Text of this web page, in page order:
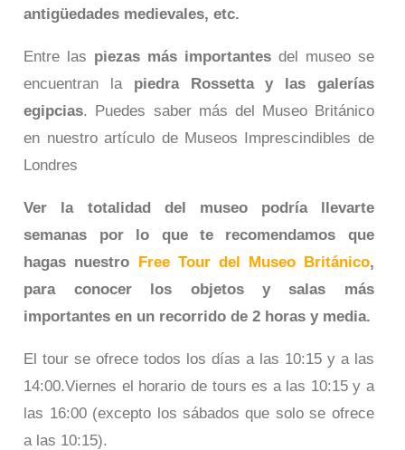
antigüedades medievales, etc.
Entre las piezas más importantes del museo se
encuentran la piedra Rossetta y las galerías
egipcias. Puedes saber más del Museo Británico
en nuestro artículo de Museos Imprescindibles de
Londres
Ver la totalidad del museo podría llevarte
semanas por lo que te recomendamos que
hagas nuestro Free Tour del Museo Británico,
para conocer los objetos y salas más
importantes en un recorrido de 2 horas y media.
El tour se ofrece todos los días a las 10:15 y a las
14:00.Viernes el horario de tours es a las 10:15 y a
las 16:00 (excepto los sábados que solo se ofrece
a las 10:15).